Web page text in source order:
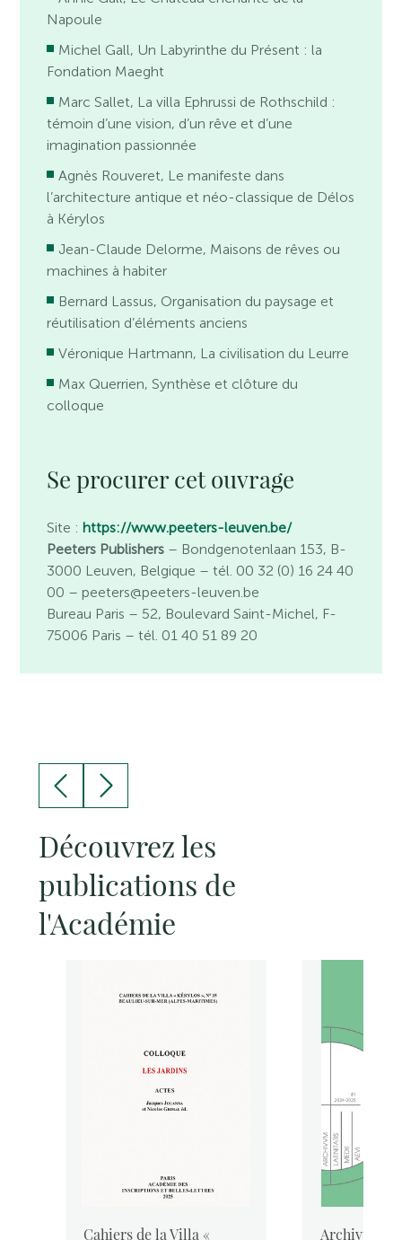
Napoule
Michel Gall, Un Labyrinthe du Présent : la
Fondation Maeght
Marc Sallet, La villa Ephrussi de Rothschild :
témoin d’une vision, d’un rêve et d’une
imagination passionnée
Agnès Rouveret, Le manifeste dans
l’architecture antique et néo-classique de Délos
à Kérylos
Jean-Claude Delorme, Maisons de rêves ou
machines à habiter
Bernard Lassus, Organisation du paysage et
réutilisation d’éléments anciens
Véronique Hartmann, La civilisation du Leurre
Max Querrien, Synthèse et clôture du
colloque
Se procurer cet ouvrage
Site : https://www.peeters-leuven.be/
Peeters Publishers – Bondgenotenlaan 153, B-
3000 Leuven, Belgique – tél. 00 32 (0) 16 24 40
00 – peeters@peeters-leuven.be
Bureau Paris – 52, Boulevard Saint-Michel, F-
75006 Paris – tél. 01 40 51 89 20
Découvrez les
publications de
l'Académie
Cahiers de la Villa «
Archivum